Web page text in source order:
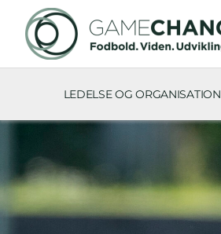
LEDELSE OG ORGANISATION